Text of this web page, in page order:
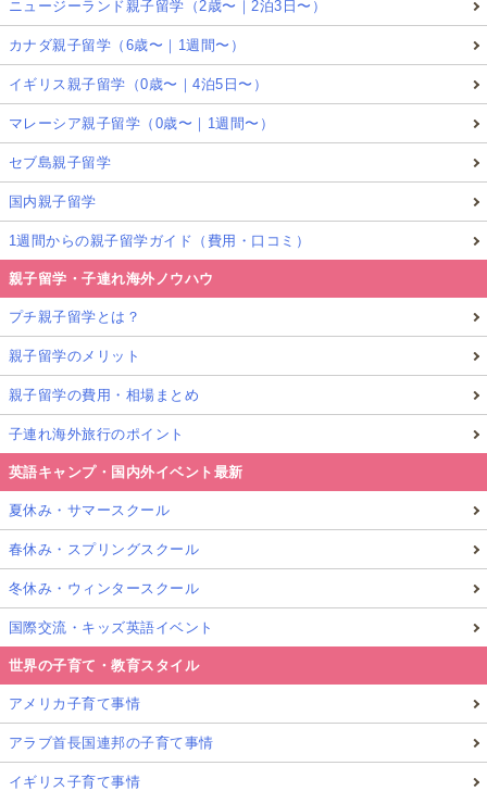
ニュージーランド親子留学（2歳〜｜2泊3日〜）
カナダ親子留学（6歳〜｜1週間〜）
イギリス親子留学（0歳〜｜4泊5日〜）
マレーシア親子留学（0歳〜｜1週間〜）
セブ島親子留学
国内親子留学
1週間からの親子留学ガイド（費用・口コミ）
親子留学・子連れ海外ノウハウ
プチ親子留学とは？
親子留学のメリット
親子留学の費用・相場まとめ
子連れ海外旅行のポイント
英語キャンプ・国内外イベント最新
夏休み・サマースクール
春休み・スプリングスクール
冬休み・ウィンタースクール
国際交流・キッズ英語イベント
世界の子育て・教育スタイル
アメリカ子育て事情
アラブ首長国連邦の子育て事情
イギリス子育て事情